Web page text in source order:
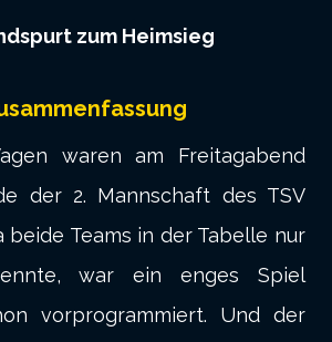
zum Heimsieg
waren am Freitagabend
der 2. Mannschaft des TSV
beide Teams in der Tabelle nur
war ein enges Spiel
vorprogrammiert. Und der